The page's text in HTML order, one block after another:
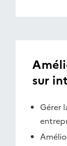
sur
Gérer